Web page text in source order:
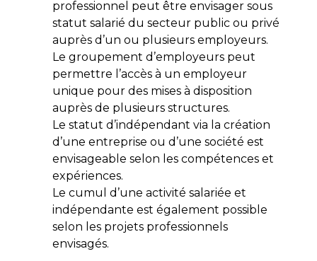
professionnel peut être envisager sous
statut salarié du secteur public ou privé
auprès d’un ou plusieurs employeurs.
Le groupement d’employeurs peut
permettre l’accès à un employeur
unique pour des mises à disposition
auprès de plusieurs structures.
Le statut d’indépendant via la création
d’une entreprise ou d’une société est
envisageable selon les compétences et
expériences.
Le cumul d’une activité salariée et
indépendante est également possible
selon les projets professionnels
envisagés.